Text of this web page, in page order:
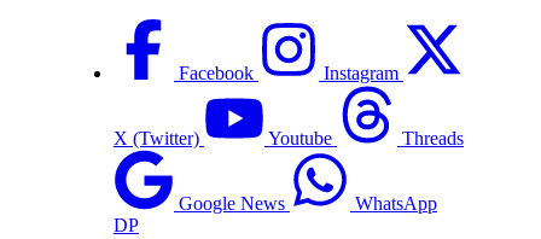
Facebook Instagram
X (Twitter) Youtube Threads
Google News
WhatsApp
DP